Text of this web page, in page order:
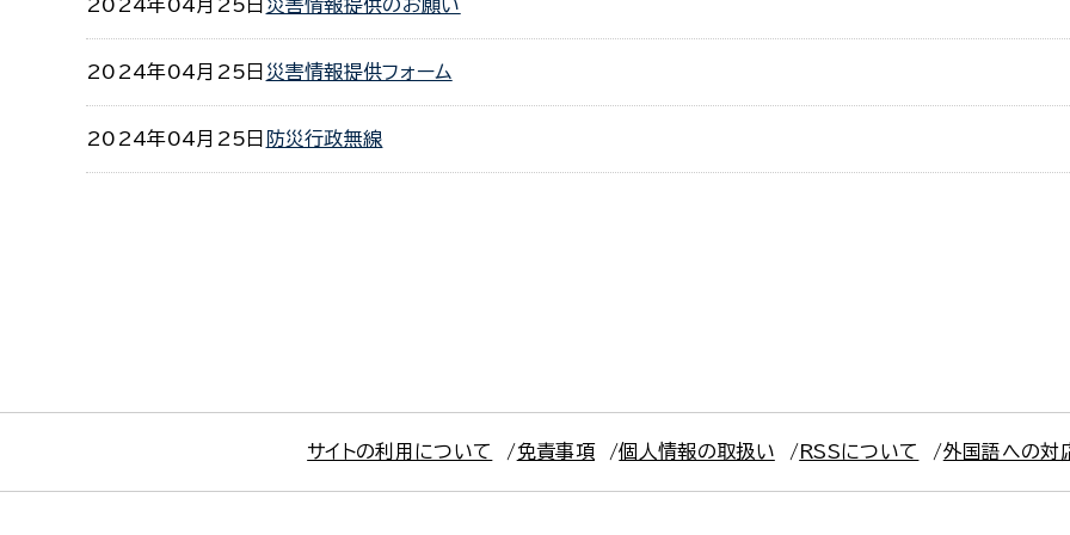
2024年04月25日 災害情報提供のお願い
2024年04月25日 災害情報提供フォーム
2024年04月25日 防災行政無線
サイトの利用について 免責事項 個人情報の取扱い RSSについて 外国語への対